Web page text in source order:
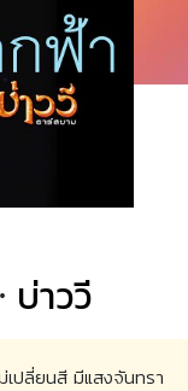
บ่าววี
ปลี่ยนสี มีแสงจันทรา